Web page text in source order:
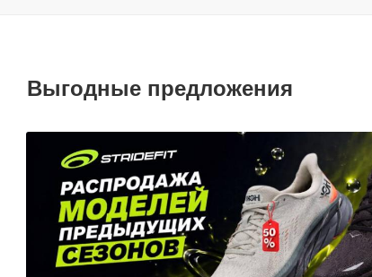
Выгодные предложения